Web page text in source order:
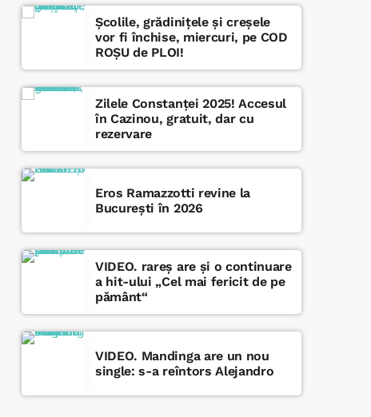
Școlile, grădinițele și creșele
vor fi închise, miercuri, pe COD
ROȘU de PLOI!
Zilele Constanței 2025! Accesul
în Cazinou, gratuit, dar cu
rezervare
Eros Ramazzotti revine la
București în 2026
VIDEO. rareș are și o continuare
a hit-ului „Cel mai fericit de pe
pământ“
VIDEO. Mandinga are un nou
single: s-a reîntors Alejandro